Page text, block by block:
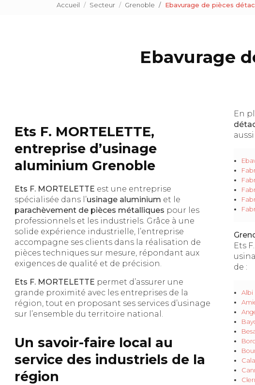
Accueil Secteur Grenoble Ebavurage de pièces
Ebavurage
Ets F. MORTELETTE,
entreprise d’usinage
aluminium Grenoble
Ets F. MORTELETTE est une entreprise
spécialisée dans l’usinage aluminium et le
parachèvement de pièces métalliques pour les
professionnels et les industriels. Grâce à une
solide expérience industrielle, l’entreprise
accompagne ses clients dans la réalisation de
pièces techniques sur mesure, répondant aux
exigences de qualité et de précision.
Ets F. MORTELETTE permet d’assurer une
grande proximité avec les entreprises de la
région, tout en proposant ses services d’usinage
sur l’ensemble du territoire national.
Un savoir-faire local au
service des industriels de la
région
En
aussi
Ets
de :
Albi